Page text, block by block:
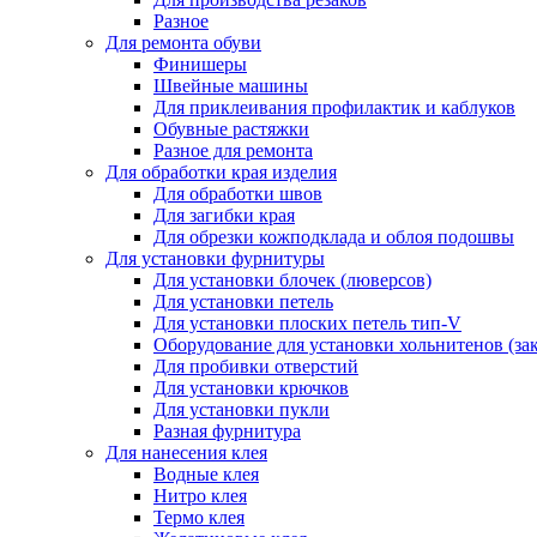
Разное
Для ремонта обуви
Финишеры
Швейные машины
Для приклеивания профилактик и каблуков
Обувные растяжки
Разное для ремонта
Для обработки края изделия
Для обработки швов
Для загибки края
Для обрезки кожподклада и облоя подошвы
Для установки фурнитуры
Для установки блочек (люверсов)
Для установки петель
Для установки плоских петель тип-V
Оборудование для установки хольнитенов
Для пробивки отверстий
Для установки крючков
Для установки пукли
Разная фурнитура
Для нанесения клея
Водные клея
Нитро клея
Термо клея